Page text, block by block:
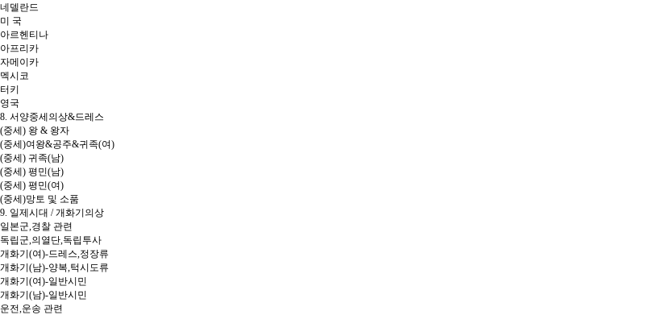
네델란드
미 국
아르헨티나
아프리카
자메이카
멕시코
터키
영국
8. 서양중세의상&드레스
(중세) 왕 & 왕자
(중세)여왕&공주&귀족(여)
(중세) 귀족(남)
(중세) 평민(남)
(중세) 평민(여)
(중세)망토 및 소품
9. 일제시대 / 개화기의상
일본군,경찰 관련
독립군,의열단,독립투사
개화기(여)-드레스,정장류
개화기(남)-양복,턱시도류
개화기(여)-일반시민
개화기(남)-일반시민
운전,운송 관련